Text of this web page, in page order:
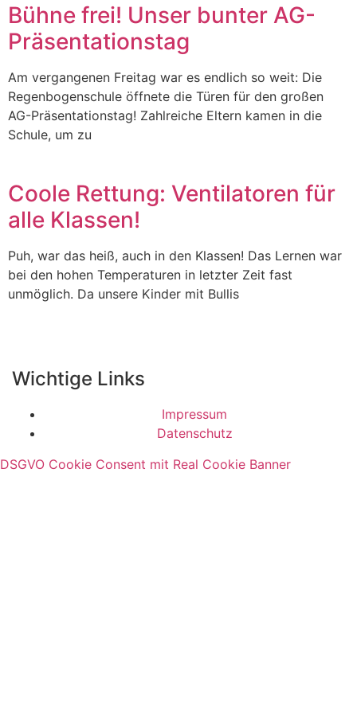
Bühne frei! Unser bunter AG-
Präsentationstag
Am vergangenen Freitag war es endlich so weit: Die
Regenbogenschule öffnete die Türen für den großen
AG-Präsentationstag! Zahlreiche Eltern kamen in die
Schule, um zu
Coole Rettung: Ventilatoren für
alle Klassen!
Puh, war das heiß, auch in den Klassen! Das Lernen war
bei den hohen Temperaturen in letzter Zeit fast
unmöglich. Da unsere Kinder mit Bullis
Wichtige Links
Impressum
Datenschutz
DSGVO Cookie Consent mit Real Cookie Banner